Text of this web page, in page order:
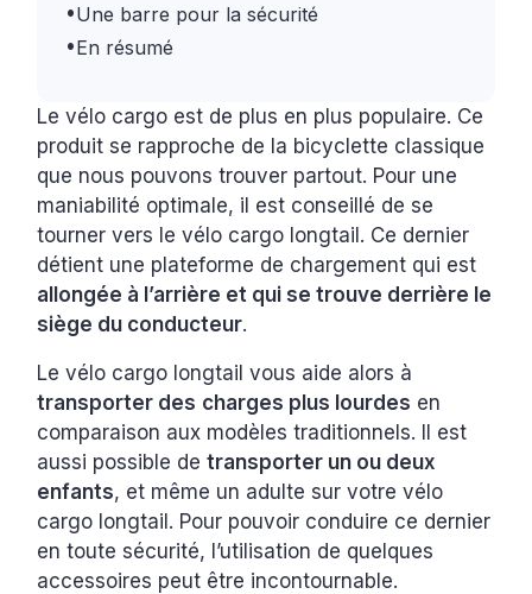
•Une barre pour la sécurité
•En résumé
Le vélo cargo est de plus en plus populaire. Ce
produit se rapproche de la bicyclette classique
que nous pouvons trouver partout. Pour une
maniabilité optimale, il est conseillé de se
tourner vers le vélo cargo longtail. Ce dernier
détient une plateforme de chargement qui est
allongée à l’arrière et qui se trouve derrière le
siège du conducteur.
Le vélo cargo longtail vous aide alors à
transporter des charges plus lourdes en
comparaison aux modèles traditionnels. Il est
aussi possible detransporter un ou deux
enfants, et même un adulte sur votre vélo
cargo longtail. Pour pouvoir conduire ce dernier
en toute sécurité, l’utilisation de quelques
accessoires peut être incontournable.